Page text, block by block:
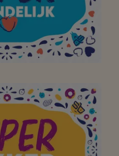
altijd zo
te zijn,wij
heel graag!